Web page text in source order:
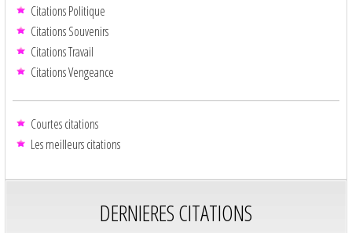
Citations Politique
Citations Souvenirs
Citations Travail
Citations Vengeance
Courtes citations
Les meilleurs citations
DERNIERES CITATIONS